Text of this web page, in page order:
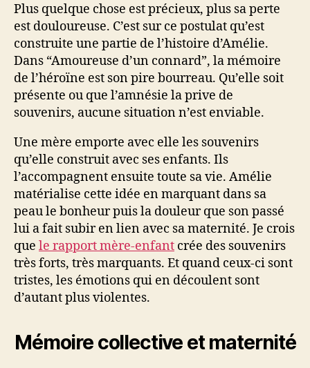
Plus quelque chose est précieux, plus sa perte
est douloureuse. C’est sur ce postulat qu’est
construite une partie de l’histoire d’Amélie.
Dans “Amoureuse d’un connard”, la mémoire
de l’héroïne est son pire bourreau. Qu’elle soit
présente ou que l’amnésie la prive de
souvenirs, aucune situation n’est enviable.
Une mère emporte avec elle les souvenirs
qu’elle construit avec ses enfants. Ils
l’accompagnent ensuite toute sa vie. Amélie
matérialise cette idée en marquant dans sa
peau le bonheur puis la douleur que son passé
lui a fait subir en lien avec sa maternité. Je crois
que le rapport mère-enfant crée des souvenirs
très forts, très marquants. Et quand ceux-ci sont
tristes, les émotions qui en découlent sont
d’autant plus violentes.
Mémoire collective et maternité